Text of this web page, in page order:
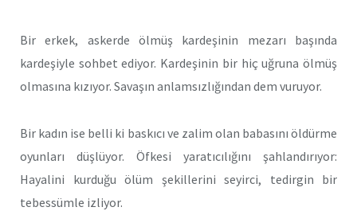
Bir erkek, askerde ölmüş kardeşinin mezarı başında
kardeşiyle sohbet ediyor. Kardeşinin bir hiç uğruna ölmüş
olmasına kızıyor. Savaşın anlamsızlığından dem vuruyor.
Bir kadın ise belli ki baskıcı ve zalim olan babasını öldürme
oyunları düşlüyor. Öfkesi yaratıcılığını şahlandırıyor:
Hayalini kurduğu ölüm şekillerini seyirci, tedirgin bir
tebessümle izliyor.